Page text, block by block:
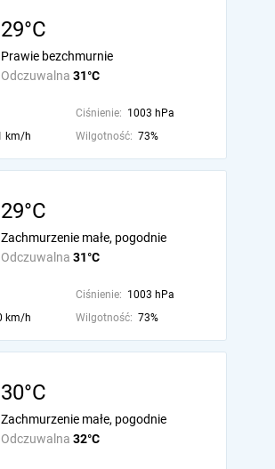
29°C
Odczuwalna 31°C
Prawie bezchmurnie
Ciśnienie: 1003 hPa
km/h Wilgotność: 73%
29°C
Odczuwalna 31°C
Zachmurzenie małe, pogodnie
Ciśnienie: 1003 hPa
km/h Wilgotność: 73%
30°C
Odczuwalna 32°C
Zachmurzenie małe, pogodnie